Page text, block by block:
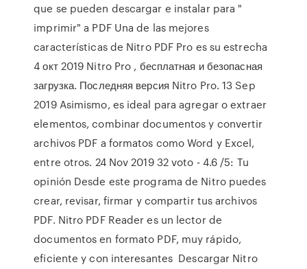
que se pueden descargar e instalar para "
imprimir" a PDF Una de las mejores
características de Nitro PDF Pro es su estrecha
4 окт 2019 Nitro Pro , бесплатная и безопасная
загрузка. Последняя версия Nitro Pro. 13 Sep
2019 Asimismo, es ideal para agregar o extraer
elementos, combinar documentos y convertir
archivos PDF a formatos como Word y Excel,
entre otros. 24 Nov 2019 32 voto - 4.6 /5: Tu
opinión Desde este programa de Nitro puedes
crear, revisar, firmar y compartir tus archivos
PDF. Nitro PDF Reader es un lector de
documentos en formato PDF, muy rápido,
eficiente y con interesantes Descargar Nitro